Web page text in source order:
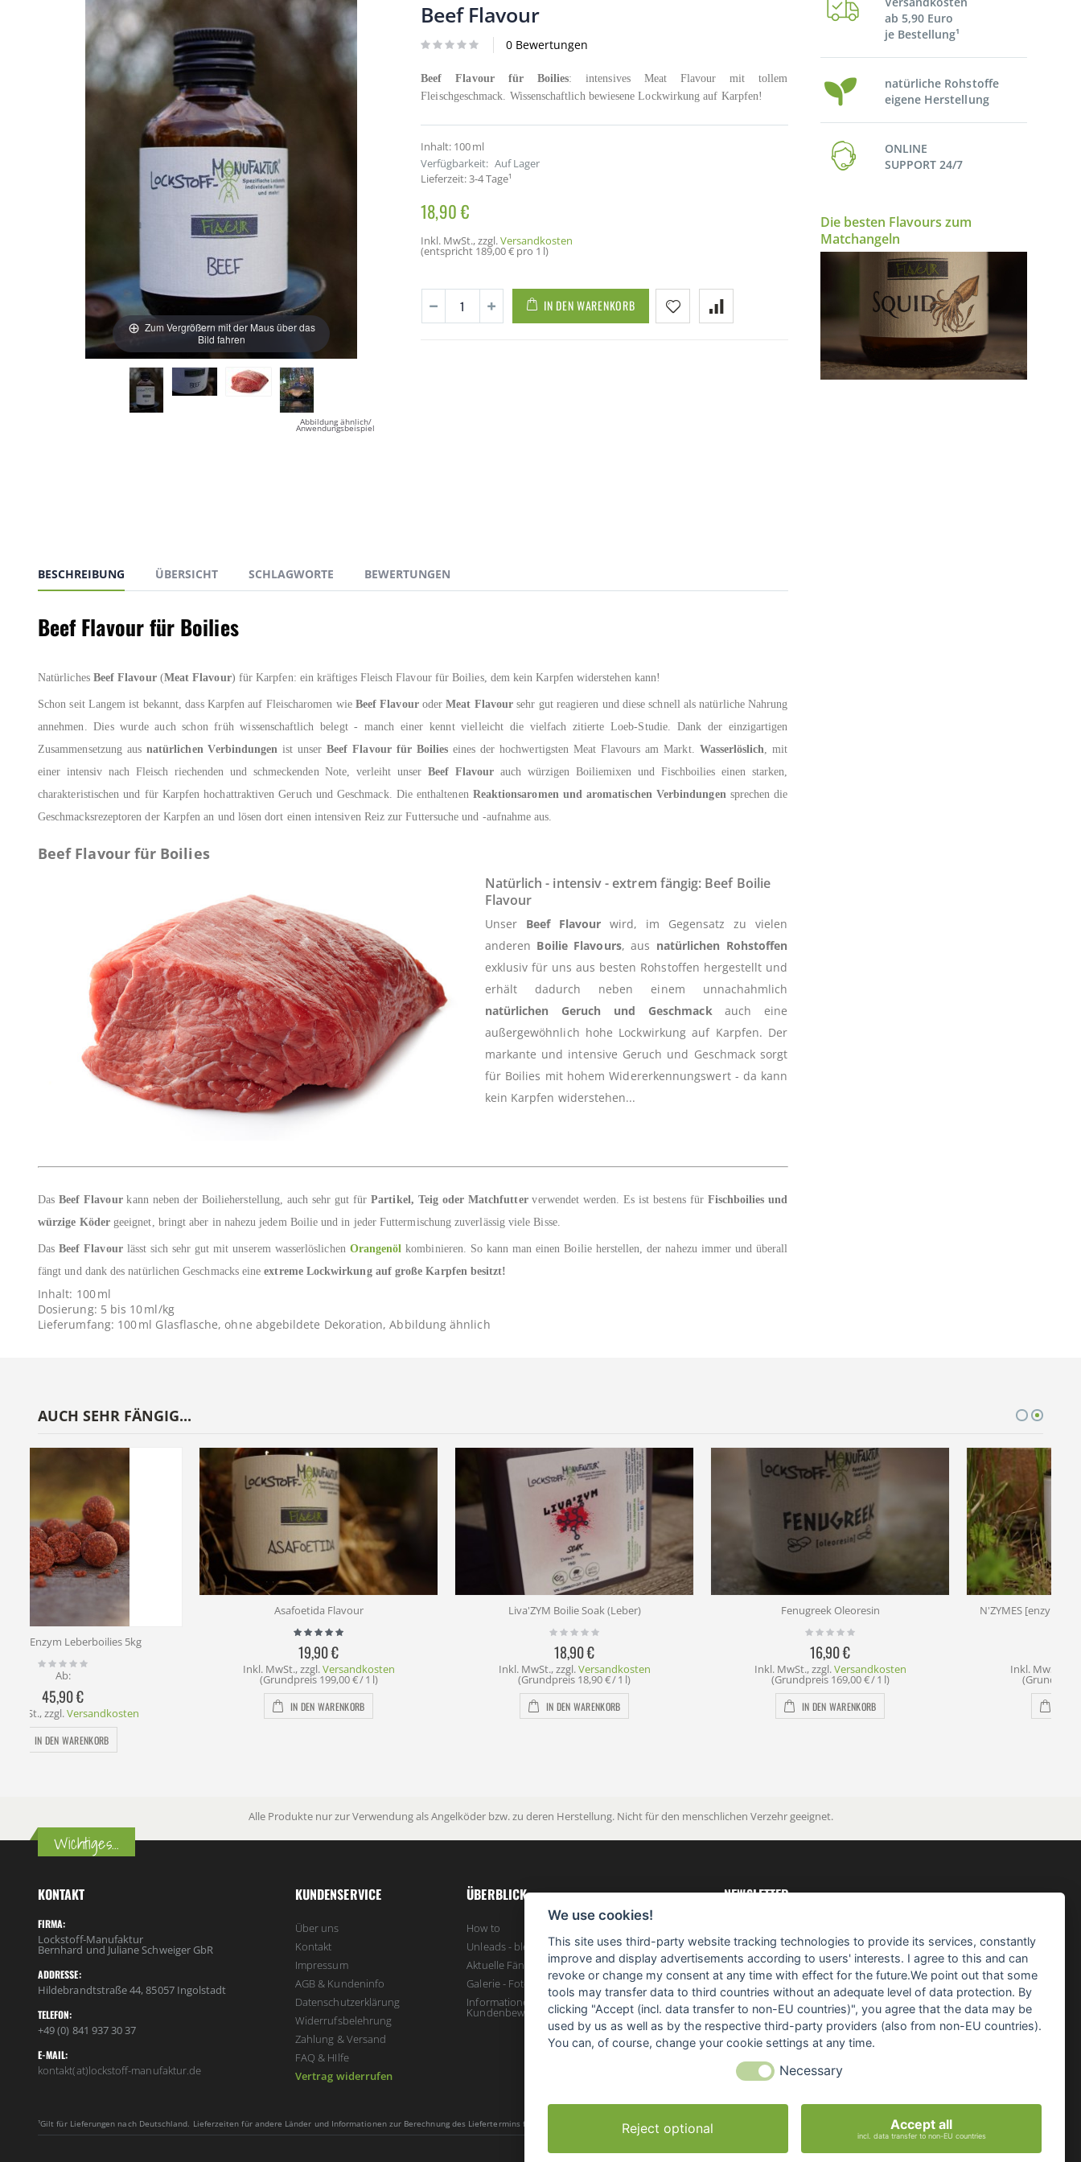
Zum Vergrößern mit der Maus über das
Bild fahren
Abbildung ähnlich/
Anwendungsbeispiel
Beef Flavour
0 Bewertungen
Beef Flavour für Boilies: intensives Meat Flavour mit tollem
Fleischgeschmack. Wissenschaftlich bewiesene Lockwirkung auf Karpfen!
Inhalt: 100 ml
Verfügbarkeit: Auf Lager
Lieferzeit: 3-4 Tage¹
18,90 €
Inkl. MwSt.,zzgl.Versandkosten
(entspricht 189,00 € pro 1 l)
IN DEN WARENKORB
BESCHREIBUNG ÜBERSICHT SCHLAGWORTE BEWERTUNGEN
Beef Flavour für Boilies
Natürliches Beef Flavour(Meat Flavour) für Karpfen: ein kräftiges Fleisch Flavour für Boilies, dem kein Karpfen widerstehen kann!
Schon seit Langem ist bekannt, dass Karpfen auf Fleischaromen wie Beef FlavouroderMeat Flavour sehr gut reagieren und diese schnell als natürliche Nahrung
annehmen. Dies wurde auch schon früh wissenschaftlich belegt - manch einer kennt vielleicht die vielfach zitierte Loeb-Studie. Dank der einzigartigen
Zusammensetzung aus natürlichen Verbindungen ist unserBeef Flavour für Boilies eines der hochwertigsten Meat Flavours am Markt. Wasserlöslich , mit
einer intensiv nach Fleisch riechenden und schmeckenden Note, verleiht unser Beef Flavour auch würzigen Boiliemixen und Fischboilies einen starken,
charakteristischen und für Karpfen hochattraktiven Geruch und Geschmack. Die enthaltenen Reaktionsaromen und aromatischen Verbindungen sprechen die
Geschmacksrezeptoren der Karpfen an und lösen dort einen intensiven Reiz zur Futtersuche und -aufnahme aus.
Beef Flavour für Boilies
Natürlich - intensiv - extrem fängig: Beef Boilie
Flavour
Unser Beef Flavour wird, im Gegensatz zu vielen
anderen Boilie Flavours, aus natürlichen Rohstoffen
exklusiv für uns aus besten Rohstoffen hergestellt und
erhält dadurch neben einem unnachahmlich
natürlichen Geruch und Geschmack auch eine
außergewöhnlich hohe Lockwirkung auf Karpfen. Der
markante und intensive Geruch und Geschmack sorgt
für Boilies mit hohem Widererkennungswert - da kann
kein Karpfen widerstehen...
DasBeef Flavourkann neben der Boilieherstellung, auch sehr gut fürPartikel, Teig oder Matchfutterverwendet werden. Es ist bestens für Fischboilies und
würzige Ködergeeignet, bringt aber in nahezu jedem Boilie und in jeder Futtermischung zuverlässig viele Bisse.
DasBeef Flavourlässt sich sehr gut mit unserem wasserlöslichen Orangenöl kombinieren. So kann man einen Boilie herstellen, der nahezu immer und überall
fängt und dank des natürlichen Geschmacks eineextreme Lockwirkung auf große Karpfen besitzt!
Inhalt: 100 ml
Dosierung: 5 bis 10 ml/kg
Lieferumfang: 100 ml Glasflasche,ohne abgebildete Dekoration, Abbildung ähnlich
ab 5,90 Euro
je Bestellung¹
natürliche Rohstoffe
eigene Herstellung
ONLINE
SUPPORT 24/7
Die besten Flavours zum
Matchangeln
AUCH SEHR FÄNGIG...
19,90 €
Inkl. MwSt.
Liva'ZYM Boilie Soak (Leber)
Inkl. MwSt.,
(Grundpreis
Fenugreek Oleoresin
Inkl. MwSt.,
(Grundpreis
N'ZYMES [enzyme für proteinbasierte köder]
Inkl. MwSt.,
(Grundpreis
Alle Produkte nur zur Verwendung als Angelköder bzw. zu deren Herstellung. Nicht für den menschlichen Verzehr geeignet.
Wichtiges...
KONTAKT
FIRMA:
Lockstoff-Manufaktur
Bernhard und Juliane Schweiger GbR
ADDRESSE:
Hildebrandtstraße 44, 85057 Ingolstadt
TELEFON:
+49 (0) 841 937 30 37
E-MAIL:
kontakt(at)lockstoff-manufaktur.de
KUNDENSERVICE
Über uns
Kontakt
Impressum
AGB & Kundeninfo
Datenschutzerklärung
Widerrufsbelehrung
Zahlung & Versand
FAQ & HIlfe
Vertrag widerrufen
ÜBERBLICK
How to
Unleads - bleifreie Karpfenbleie
Aktuelle Fänge - unser Blog
Galerie - Fotos, Impressionen und mehr
Informationen zur Echtheit von
Kundenbewertungen
NEWSLETTER
die neuesten und besten Lockstoffe,
Futtertaktiken und exklusive Neuigkeiten...
ANMELDEN
Bitte sendet mir entsprechend Eurer Datenschutzerklärung regelmäßig und jederzeit
widerruflich Informationen zu folgendem Produktsortiment per E-Mail zu:
Angelgeräte und -zubehör, Angelköder und Zusätze sowie Bekleidung
¹Gilt für Lieferungen nach Deutschland. Lieferzeiten für andere Länder und Informationen zur Berechnung des Liefertermins findest Du
We use cookies!
This site uses third-party website tracking technologies to provide its services, constantly
improve and display advertisements according to users' interests. I agree to this and can
revoke or change my consent at any time with effect for the future.We point out that some
tools may transfer data to third countries without an adequate level of data protection. By
clicking "Accept (incl. data transfer to non-EU countries)", you agree that the data may be
used by us as well as by the respective third-party providers (also from non-EU countries).
You can, of course, change your cookie settings at any time.
Necessary
Reject optional Accept all
incl. data transfer to non-EU countries